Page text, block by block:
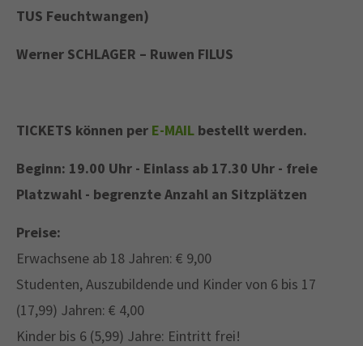
TUS Feuchtwangen)
Werner SCHLAGER – Ruwen FILUS
TICKETS können per E-MAIL bestellt werden.
Beginn: 19.00 Uhr - Einlass ab 17.30 Uhr - freie
Platzwahl - begrenzte Anzahl an Sitzplätzen
Preise:
Erwachsene ab 18 Jahren: € 9,00
Studenten, Auszubildende und Kinder von 6 bis 17
(17,99) Jahren: € 4,00
Kinder bis 6 (5,99) Jahre: Eintritt frei!